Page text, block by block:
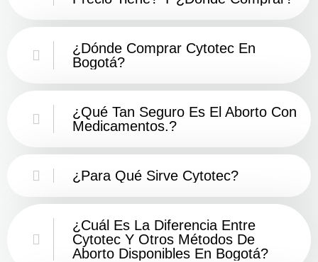
¿Dónde Comprar Cytotec En
Bogotá?
¿Qué Tan Seguro Es El Aborto Con
Medicamentos.?
¿Para Qué Sirve Cytotec?
¿Cuál Es La Diferencia Entre
Cytotec Y Otros Métodos De
Aborto Disponibles En Bogotá?